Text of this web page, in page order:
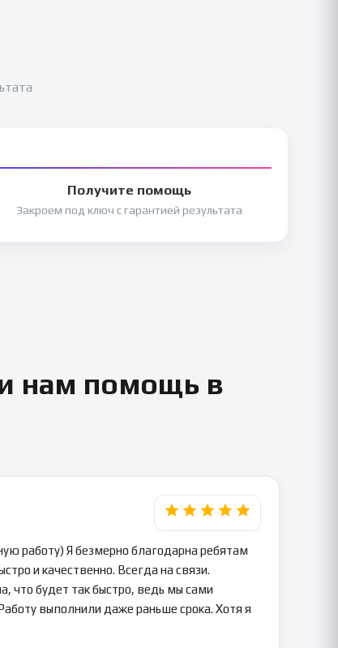
Получите помощь
Закроем под ключ с гарантией результата
нам помощь в
работу) Я безмерно благодарна ребятам
и качественно. Всегда на связи.
что будет так быстро, ведь мы сами
выполнили даже раньше срока. Хотя я